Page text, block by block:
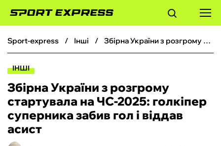
ФУТБОЛ
БОКС
ХОКЕЙ
sport-express інші Збірна України з розгрому стартувала на ЧС-2025: голкіпер суперника забив гол і віддав асист
ІНШІ
Збірна України з розгрому
стартувала на ЧС-2025: голкіпер
суперника забив гол і віддав
асист